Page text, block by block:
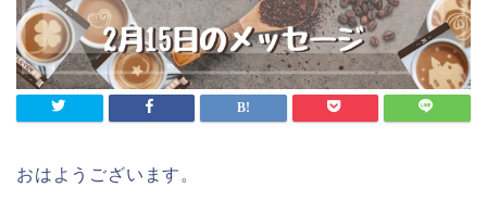
おはようございます。